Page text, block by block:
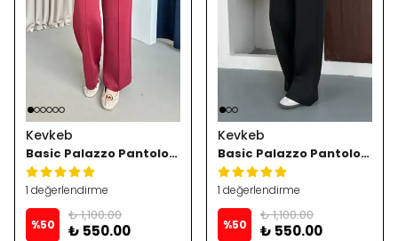
Kevkeb
Basic Palazzo Pantolon - Bordoo
1 değerlendirme
%50
₺ 1,100.00
₺ 550.00
Kevkeb
Basic Palazzo Pantolon - Siyah
1 değerlendirme
%50
₺ 1,100.00
₺ 550.00